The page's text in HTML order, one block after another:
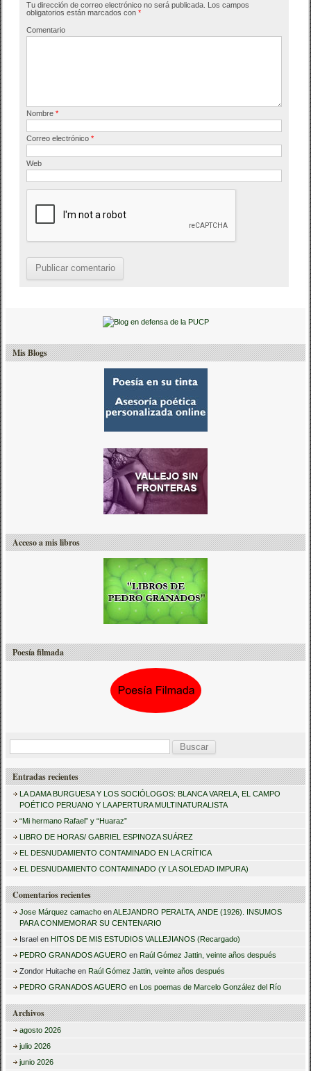
o
o
tir
Tu dirección de correo electrónico no será publicada. Los campos
obligatorios están marcados con*
Comentario
Nombre*
Correo electrónico*
Web
Mis Blogs
Acceso a mis libros
Poesía filmada
s
a
r
Entradas recientes
LA DAMA BURGUESA Y LOS SOCIÓLOGOS: BLANCA VARELA, EL CAMPO
POÉTICO PERUANO Y LA APERTURA MULTINATURALISTA
“Mi hermano Rafael” y “Huaraz”
LIBRO DE HORAS/ GABRIEL ESPINOZA SUÁREZ
EL DESNUDAMIENTO CONTAMINADO EN LA CRÍTICA
EL DESNUDAMIENTO CONTAMINADO (Y LA SOLEDAD IMPURA)
Comentarios recientes
Jose Márquez camacho enALEJANDRO PERALTA, ANDE (1926). INSUMOS
PARA CONMEMORAR SU CENTENARIO
Israel en HITOS DE MIS ESTUDIOS VALLEJIANOS (Recargado)
PEDRO GRANADOS AGUERO en Raúl Gómez Jattin, veinte años después
Zondor Huitache en Raúl Gómez Jattin, veinte años después
PEDRO GRANADOS AGUERO en Los poemas de Marcelo González del Río
Archivos
agosto 2026
julio 2026
junio 2026